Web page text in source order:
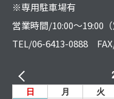
※専用駐車場有
営業時間/10:00～19:00
TEL/06-6413-0888
日 月 火